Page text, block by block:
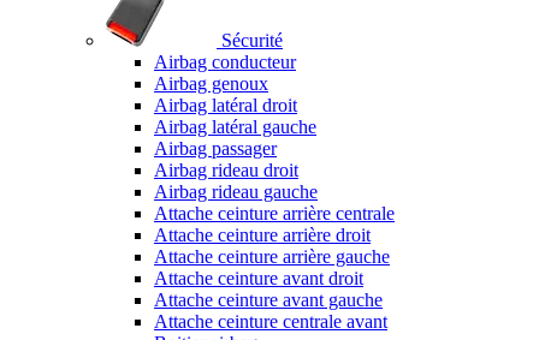
Sécurité
Airbag conducteur
Airbag genoux
Airbag latéral droit
Airbag latéral gauche
Airbag passager
Airbag rideau droit
Airbag rideau gauche
Attache ceinture arrière centrale
Attache ceinture arrière droit
Attache ceinture arrière gauche
Attache ceinture avant droit
Attache ceinture avant gauche
Attache ceinture centrale avant